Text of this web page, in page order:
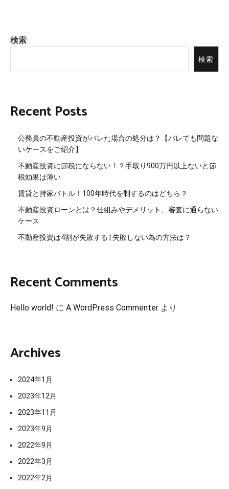
検索
検索
Recent Posts
公務員の不動産投資がバレた場合の処分は？【バレても問題な
いケースをご紹介】
不動産投資に節税にならない！？手取り900万円以上ないと節
税効果は薄い
賃貸と持家バトル！100年時代を制するのはどちら？
不動産投資ローンとは？仕組みやデメリット、審査に通らない
ケース
不動産投資は4割が失敗する | 失敗しない為の方法は？
Recent Comments
Hello world! に A WordPress Commenter より
Archives
2024年1月
2023年12月
2023年11月
2023年9月
2022年9月
2022年3月
2022年2月